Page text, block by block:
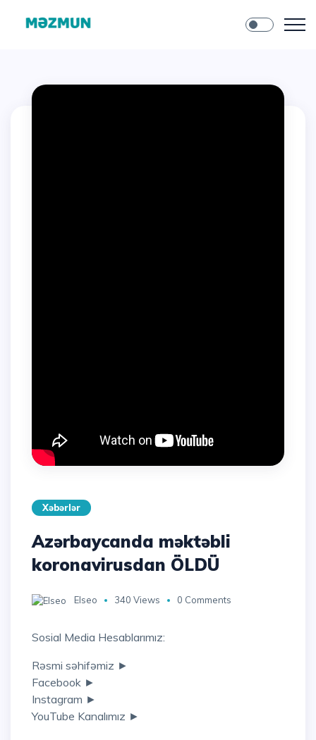
Xəbərlər
Azərbaycanda məktəbli
koronavirusdan ÖLDÜ
Elseo 340 Views 0 Comments
Sosial Media Hesablarımız:
Rəsmi səhifəmiz ►
Facebook ►
Instagram ►
YouTube Kanalımız ►